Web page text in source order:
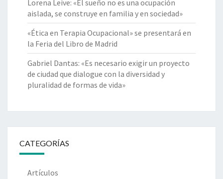
Lorena Leive: «El sueño no es una ocupación
aislada, se construye en familia y en sociedad»
«Ética en Terapia Ocupacional» se presentará en
la Feria del Libro de Madrid
Gabriel Dantas: «Es necesario exigir un proyecto
de ciudad que dialogue con la diversidad y
pluralidad de formas de vida»
CATEGORÍAS
Artículos